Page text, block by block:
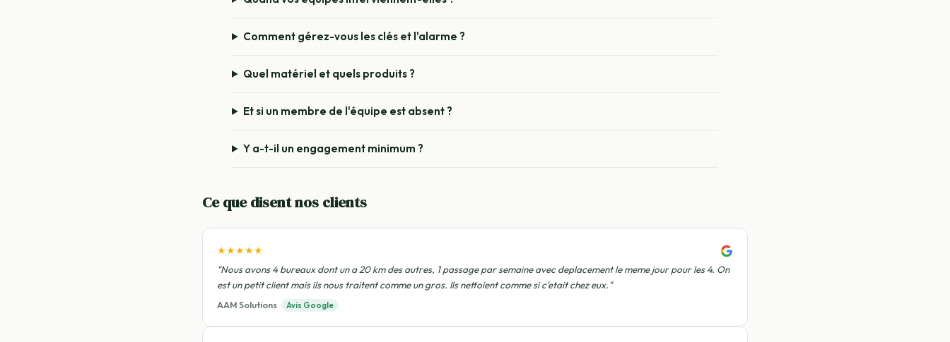
Comment gérez-vous les clés et l'alarme ?
Quel matériel et quels produits ?
Et si un membre de l'équipe est absent ?
Y a-t-il un engagement minimum ?
Ce que disent nos clients
★★★★★
"Nous avons 4 bureaux dont un a 20 km des autres, 1 passage par semaine avec deplacement le meme jour pour les 4. On
est un petit client mais ils nous traitent comme un gros. Ils nettoient comme si c'etait chez eux."
AAM Solutions Avis Google